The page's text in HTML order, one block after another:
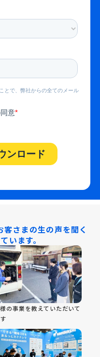
さまの生の声を聞く
います。
の事業を教えていただいて